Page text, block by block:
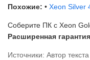
Похожие: • Xeon Silver
Соберите ПК с Xeon
Расширенная
Источники: Автор